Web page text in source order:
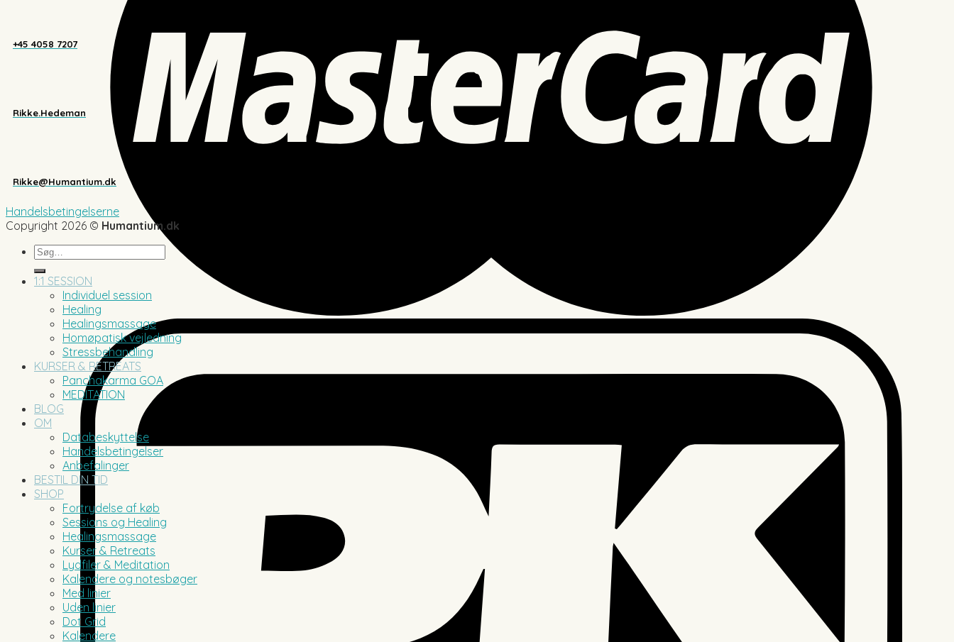
+45 4058 7207
Rikke.Hedeman
Rikke@Humantium.dk
Handelsbetingelserne
Copyright 2026 © Humantium.dk
Søg
1:1 SESSION
Individuel session
Healing
Healingsmassage
Homøpatisk vejledning
Stressbehandling
KURSER & RETREATS
Panchakarma GOA
MEDITATION
BLOG
OM
Databeskyttelse
Handelsbetingelser
Anbefalinger
BESTIL DIN TID
SHOP
Fortrydelse af køb
Sessions og Healing
Healingsmassage
Kurser & Retreats
Lydfiler & Meditation
Kalendere og notesbøger
Med linier
Uden linier
Dot Grid
Kalendere